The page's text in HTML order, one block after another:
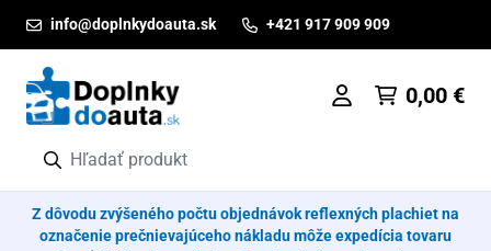
info@doplnkydoauta.sk +421 917 909 909
0,00 €
Z dôvodu zvýšeného počtu objednávok reflexných plachiet na
označenie prečnievajúceho nákladu môže expedícia tovaru